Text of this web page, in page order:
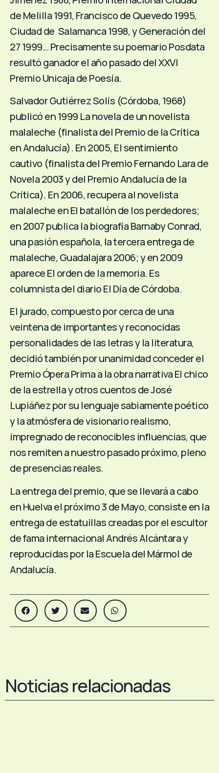
de Melilla 1991, Francisco de Quevedo 1995,
Ciudad de Salamanca 1998, y Generación del
27 1999… Precisamente su poemario Posdata
resultó ganador el año pasado del XXVI
Premio Unicaja de Poesía.
Salvador Gutiérrez Solís (Córdoba, 1968)
publicó en 1999 La novela de un novelista
malaleche (finalista del Premio de la Crítica
en Andalucía). En 2005, El sentimiento
cautivo (finalista del Premio Fernando Lara de
Novela 2003 y del Premio Andalucía de la
Crítica). En 2006, recupera al novelista
malaleche en El batallón de los perdedores;
en 2007 publica la biografía Barnaby Conrad,
una pasión española, la tercera entrega de
malaleche, Guadalajara 2006; y en 2009
aparece El orden de la memoria. Es
columnista del diario El Día de Córdoba.
El jurado, compuesto por cerca de una
veintena de importantes y reconocidas
personalidades de las letras y la literatura,
decidió también por unanimidad conceder el
Premio Ópera Prima a la obra narrativa El chico
de la estrella y otros cuentos de José
Lupiáñez por su lenguaje sabiamente poético
y la atmósfera de visionario realismo,
impregnado de reconocibles influencias, que
nos remiten a nuestro pasado próximo, pleno
de presencias reales.
La entrega del premio, que se llevará a cabo
en Huelva el próximo 3 de Mayo, consiste en la
entrega de estatuillas creadas por el escultor
de fama internacional Andrés Alcántara y
reproducidas por la Escuela del Mármol de
Andalucía.
Noticias relacionadas